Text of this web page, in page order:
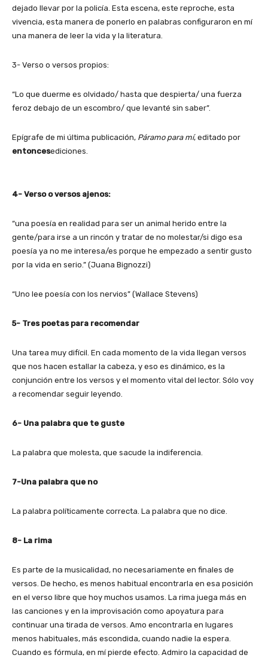
dejado llevar por la policía. Esta escena, este reproche, esta
vivencia, esta manera de ponerlo en palabras configuraron en mí
una manera de leer la vida y la literatura.
3- Verso o versos propios:
“Lo que duerme es olvidado/ hasta que despierta/ una fuerza
feroz debajo de un escombro/ que levanté sin saber”.
Epígrafe de mi última publicación, Páramo para mí, editado por
entoncesediciones.
4- Verso o versos ajenos:
“una poesía en realidad para ser un animal herido entre la
gente/para irse a un rincón y tratar de no molestar/si digo esa
poesía ya no me interesa/es porque he empezado a sentir gusto
por la vida en serio.” (Juana Bignozzi)
“Uno lee poesía con los nervios” (Wallace Stevens)
5- Tres poetas para recomendar
Una tarea muy difícil. En cada momento de la vida llegan versos
que nos hacen estallar la cabeza, y eso es dinámico, es la
conjunción entre los versos y el momento vital del lector. Sólo voy
a recomendar seguir leyendo.
6- Una palabra que te guste
La palabra que molesta, que sacude la indiferencia.
7-Una palabra que no
La palabra políticamente correcta. La palabra que no dice.
8- La rima
Es parte de la musicalidad, no necesariamente en finales de
versos. De hecho, es menos habitual encontrarla en esa posición
en el verso libre que hoy muchos usamos. La rima juega más en
las canciones y en la improvisación como apoyatura para
continuar una tirada de versos. Amo encontrarla en lugares
menos habituales, más escondida, cuando nadie la espera.
Cuando es fórmula, en mí pierde efecto. Admiro la capacidad de